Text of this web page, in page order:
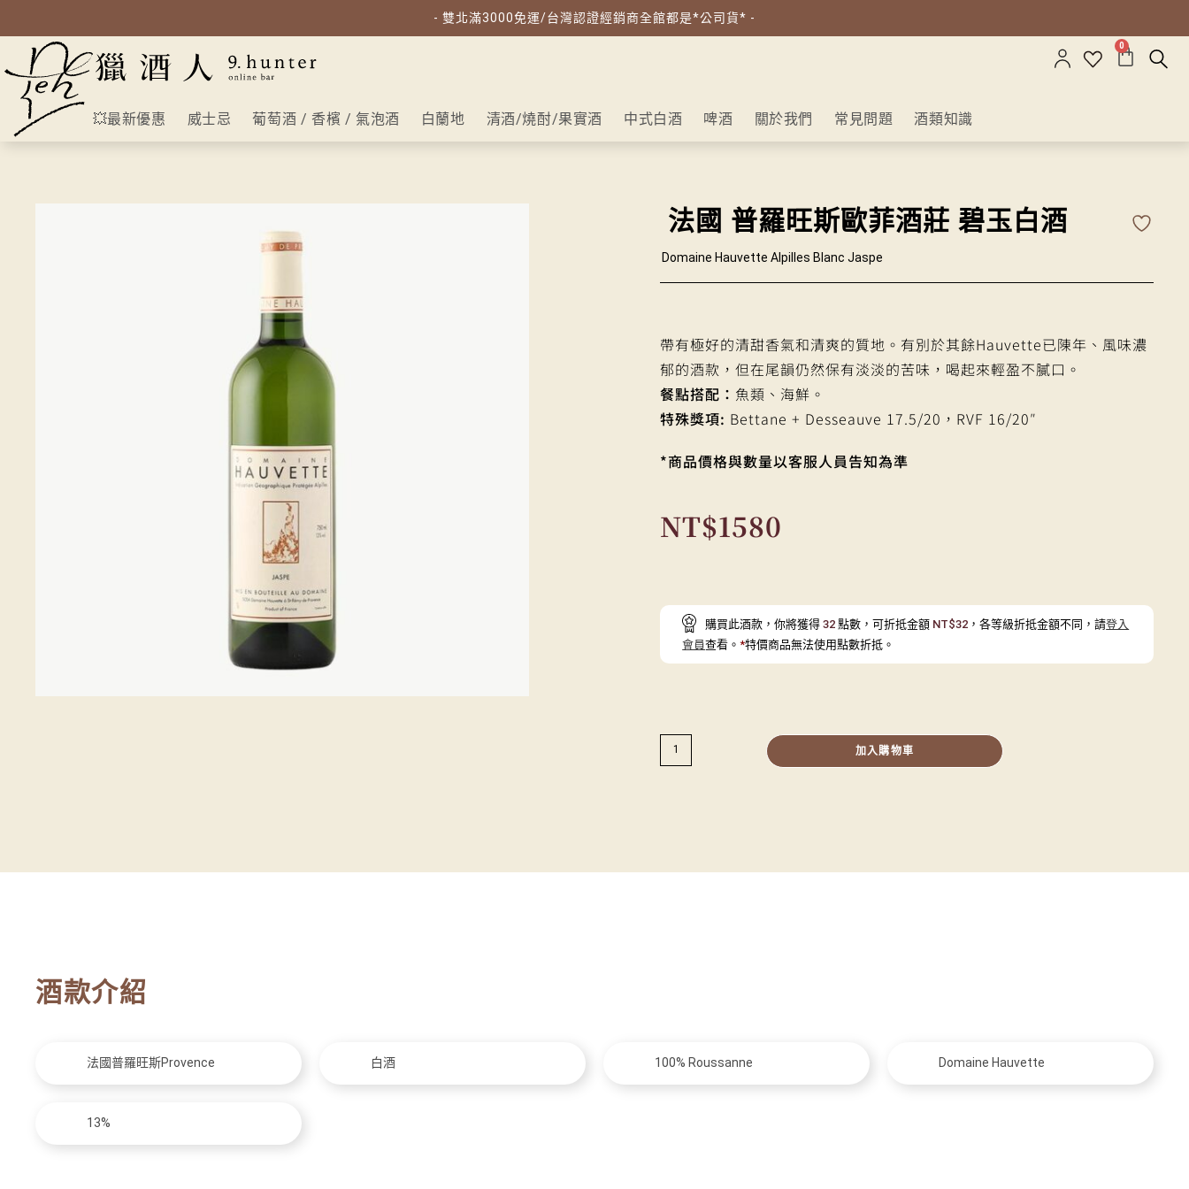
- 雙北滿3000免運/台灣認證經銷商全館都是*公司貨* -
0
💥最新優惠 威士忌 葡萄酒 / 香檳 / 氣泡酒 白蘭地 清酒/燒酎/果實酒 中式白酒 啤酒 關於我們 常見問題 酒類知識
法國 普羅旺斯歐菲酒莊 碧玉白酒
Domaine Hauvette Alpilles Blanc Jaspe
帶有極好的清甜香氣和清爽的質地。有別於其餘Hauvette已陳年、風味濃
郁的酒款，但在尾韻仍然保有淡淡的苦味，喝起來輕盈不膩口。
餐點搭配： 魚類、海鮮。
特殊獎項: Bettane + Desseauve 17.5/20，RVF 16/20″
*商品價格與數量以客服人員告知為準
NT$1580
購買此酒款，你將獲得32 點數，可折抵金額 NT$32 ，各等級折抵金額不同，請登入
會員查看。*特價商品無法使用點數折抵。
加入購物車
酒款介紹
法國普羅旺斯Provence 白酒 100% Roussanne Domaine Hauvette
13%